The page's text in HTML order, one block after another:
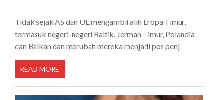
Tidak sejak AS dan UE mengambil alih Eropa Timur,
termasuk negeri-negeri Baltik, Jerman Timur, Polandia
dan Balkan dan merubah mereka menjadi pos penj
READ MORE